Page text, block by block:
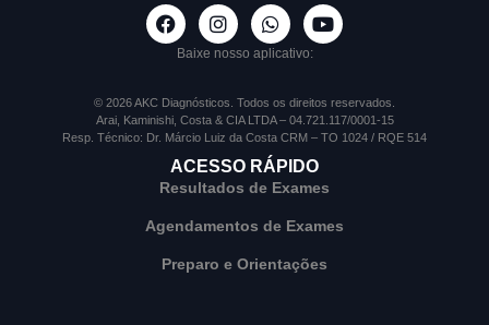
Baixe nosso aplicativo:
© 2026 AKC Diagnósticos. Todos os direitos reservados.
Arai, Kaminishi, Costa & CIA LTDA – 04.721.117/0001-15
Resp. Técnico: Dr. Márcio Luiz da Costa CRM – TO 1024 / RQE 514
ACESSO RÁPIDO
Resultados de Exames
Agendamentos de Exames
Preparo e Orientações